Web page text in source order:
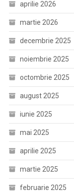
aprilie 2026
martie 2026
decembrie 2025
noiembrie 2025
octombrie 2025
august 2025
iunie 2025
mai 2025
aprilie 2025
martie 2025
februarie 2025